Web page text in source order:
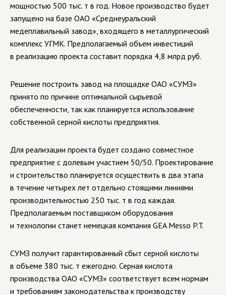
мощностью 500 тыс. т в год. Новое производство будет
запущено на базе ОАО «Среднеуральский
медеплавильный завод», входящего в металлургический
комплекс УГМК. Предполагаемый объем инвестиций
в реализацию проекта составит порядка 4,8 млрд руб.
Решение построить завод на площадке ОАО «СУМЗ»
принято по причине оптимальной сырьевой
обеспеченности, так как планируется использование
собственной серной кислоты предприятия.
Для реализации проекта будет создано совместное
предприятие с долевым участием 50/50. Проектирование
и строительство планируется осуществить в два этапа
в течение четырех лет отдельно стоящими линиями
производительностью 250 тыс. т в год каждая.
Предполагаемым поставщиком оборудования
и технологии станет немецкая компания GEA Messo P.T.
СУМЗ получит гарантированный сбыт серной кислоты
в объеме 380 тыс. т ежегодно. Серная кислота
производства ОАО «СУМЗ» соответствует всем нормам
и требованиям законодательства к производству